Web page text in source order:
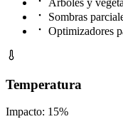
Árboles y
Sombras
Optimizadores
Temperatura
Impacto: 15%